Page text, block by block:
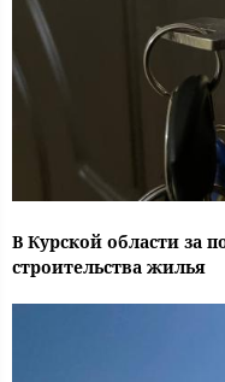
В Курской области за
строительства жилья